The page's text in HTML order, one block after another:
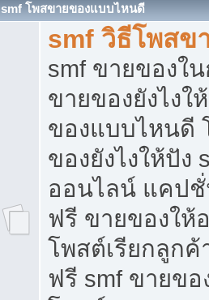
smf โพสขายของแบบไหนดี
smf วิธีโพสข
smf ขายของใ
ขายของยังไง
ของแบบไหนดี
ของยังไงให้ปั
ออนไลน์ แคป
ฟรี ขายของให้
โพสต์เรียกลูกค้
ฟรี smf ขายขอ